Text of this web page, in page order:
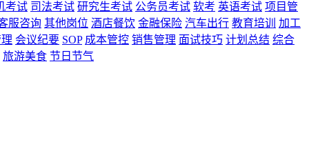
考试 司法考试 研究生考试 公务员考试 软考 英语考试 项目管
服咨询 其他岗位 酒店餐饮 金融保险 汽车出行 教育培训
加工
会议纪要 SOP 成本管控 销售管理 面试技巧 计划总结 综合
旅游美食 节日节气